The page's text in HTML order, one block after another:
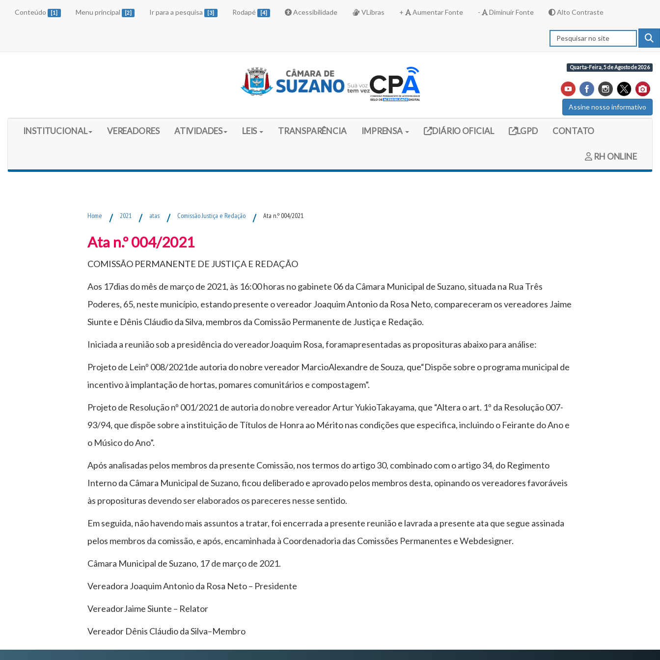
Conteúdo [1] Menu principal [2] Ir para a pesquisa [3] Rodapé [4] Acessibilidade VLibras + Aumentar Fonte - Diminuir Fonte Alto Contraste
Quarta-Feira, 5 de Agosto de 2026
Assine nosso informativo
Início do Menu Principal
INSTITUCIONAL VEREADORES ATIVIDADES LEIS TRANSPARÊNCIA IMPRENSA Link externo (site do diario oficial do legislativo)
DIÁRIO OFICIAL Link externo (site com informações LGPD)
LGPD CONTATO
RH ONLINE
Home / 2021 / atas / Comissão Justiça e Redação / Ata n.º 004/2021
Ata n.º 004/2021
COMISSÃO PERMANENTE DE JUSTIÇA E REDAÇÃO
Aos 17dias do mês de março de 2021, às 16:00 horas no gabinete 06 da Câmara Municipal de Suzano, situada na Rua Três
Poderes, 65, neste município, estando presente o vereador Joaquim Antonio da Rosa Neto, compareceram os vereadores Jaime
Siunte e Dênis Cláudio da Silva, membros da Comissão Permanente de Justiça e Redação.
Iniciada a reunião sob a presidência do vereadorJoaquim Rosa, foramapresentadas as proposituras abaixo para análise:
Projeto de Leinº 008/2021de autoria do nobre vereador MarcioAlexandre de Souza, que“Dispõe sobre o programa municipal de
incentivo à implantação de hortas, pomares comunitários e compostagem”.
Projeto de Resolução nº 001/2021 de autoria do nobre vereador Artur YukioTakayama, que “Altera o art. 1º da Resolução 007-
93/94, que dispõe sobre a instituição de Títulos de Honra ao Mérito nas condições que especifica, incluindo o Feirante do Ano e
o Músico do Ano”.
Após analisadas pelos membros da presente Comissão, nos termos do artigo 30, combinado com o artigo 34, do Regimento
Interno da Câmara Municipal de Suzano, ficou deliberado e aprovado pelos membros desta, opinando os vereadores favoráveis
às proposituras devendo ser elaborados os pareceres nesse sentido.
Em seguida, não havendo mais assuntos a tratar, foi encerrada a presente reunião e lavrada a presente ata que segue assinada
pelos membros da comissão, e após, encaminhada à Coordenadoria das Comissões Permanentes e Webdesigner.
Câmara Municipal de Suzano, 17 de março de 2021.
Vereadora Joaquim Antonio da Rosa Neto – Presidente
VereadorJaime Siunte – Relator
Vereador Dênis Cláudio da Silva–Membro